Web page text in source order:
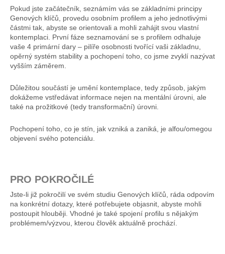
Pokud jste začátečník, seznámím vás se základními principy
Genových klíčů, provedu osobním profilem a jeho jednotlivými
částmi tak, abyste se orientovali a mohli zahájit svou vlastní
kontemplaci. První fáze seznamování se s profilem odhaluje
vaše 4 primární dary – pilíře osobnosti tvořící vaši základnu,
opěrný systém stability a pochopení toho, co jsme zvyklí nazývat
vyšším záměrem.
Důležitou součástí je umění kontemplace, tedy způsob, jakým
dokážeme vstředávat informace nejen na mentální úrovni, ale
také na prožitkové (tedy transformační) úrovni.
Pochopení toho, co je stín, jak vzniká a zaniká, je alfou/omegou
objevení svého potenciálu.
PRO POKROČILÉ
Jste-li již pokročilí ve svém studiu Genových klíčů, ráda odpovím
na konkrétní dotazy, které potřebujete objasnit, abyste mohli
postoupit hlouběji. Vhodné je také spojení profilu s nějakým
problémem/výzvou, kterou člověk aktuálně prochází.